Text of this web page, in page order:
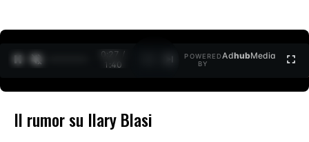
0:28 /
1:40
POWERED
BY
AdhubMedia
Il rumor su Ilary Blasi